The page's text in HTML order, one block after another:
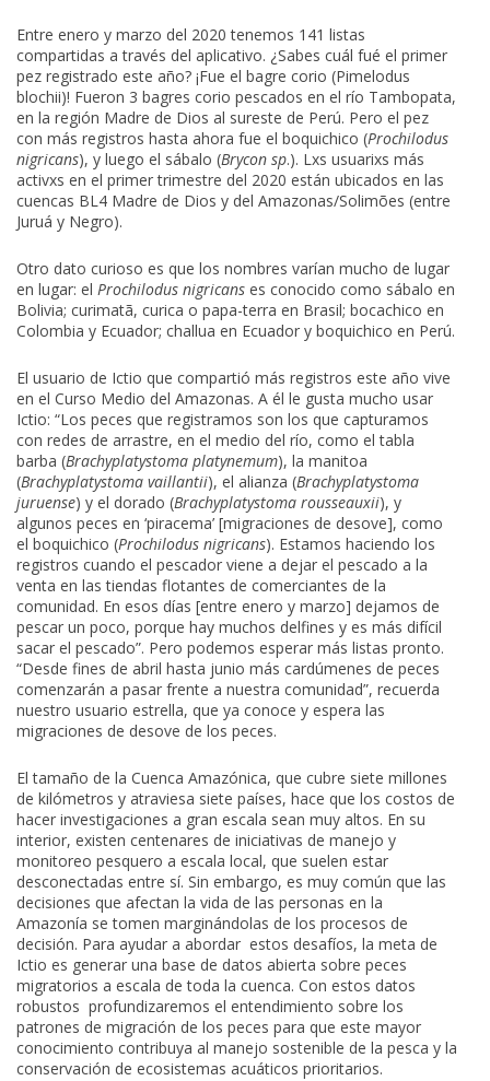
Entre enero y marzo del 2020 tenemos 141 listas
compartidas a través del aplicativo. ¿Sabes cuál fué el primer
pez registrado este año? ¡Fue el bagre corio (Pimelodus
blochii)! Fueron 3 bagres corio pescados en el río Tambopata,
en la región Madre de Dios al sureste de Perú. Pero el pez
con más registros hasta ahora fue el boquichico (Prochilodus
nigricans), y luego el sábalo (Brycon sp.). Lxs usuarixs más
activxs en el primer trimestre del 2020 están ubicados en las
cuencas BL4 Madre de Dios y del Amazonas/Solimões (entre
Juruá y Negro).
Otro dato curioso es que los nombres varían mucho de lugar
en lugar: el Prochilodus nigricans es conocido como sábalo en
Bolivia; curimatã, curica o papa-terra en Brasil; bocachico en
Colombia y Ecuador; challua en Ecuador y boquichico en Perú.
El usuario de Ictio que compartió más registros este año vive
en el Curso Medio del Amazonas. A él le gusta mucho usar
Ictio: “Los peces que registramos son los que capturamos
con redes de arrastre, en el medio del río, como el tabla
barba (Brachyplatystoma platynemum), la manitoa
(Brachyplatystoma vaillantii), el alianza (Brachyplatystoma
juruense) y el dorado (Brachyplatystoma rousseauxii), y
algunos peces en ‘piracema’ [migraciones de desove], como
el boquichico (Prochilodus nigricans). Estamos haciendo los
registros cuando el pescador viene a dejar el pescado a la
venta en las tiendas flotantes de comerciantes de la
comunidad. En esos días [entre enero y marzo] dejamos de
pescar un poco, porque hay muchos delfines y es más difícil
sacar el pescado”. Pero podemos esperar más listas pronto.
“Desde fines de abril hasta junio más cardúmenes de peces
comenzarán a pasar frente a nuestra comunidad”, recuerda
nuestro usuario estrella, que ya conoce y espera las
migraciones de desove de los peces.
El tamaño de la Cuenca Amazónica, que cubre siete millones
de kilómetros y atraviesa siete países, hace que los costos de
hacer investigaciones a gran escala sean muy altos. En su
interior, existen centenares de iniciativas de manejo y
monitoreo pesquero a escala local, que suelen estar
desconectadas entre sí. Sin embargo, es muy común que las
decisiones que afectan la vida de las personas en la
Amazonía se tomen marginándolas de los procesos de
decisión. Para ayudar a abordar estos desafíos, la meta de
Ictio es generar una base de datos abierta sobre peces
migratorios a escala de toda la cuenca. Con estos datos
robustos profundizaremos el entendimiento sobre los
patrones de migración de los peces para que este mayor
conocimiento contribuya al manejo sostenible de la pesca y la
conservación de ecosistemas acuáticos prioritarios.